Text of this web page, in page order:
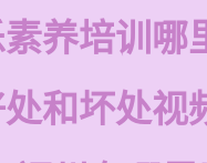
养培训哪
和坏处视